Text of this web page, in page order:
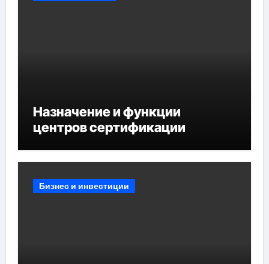
Назначение и функции
центров сертификации
Бизнес и инвестиции